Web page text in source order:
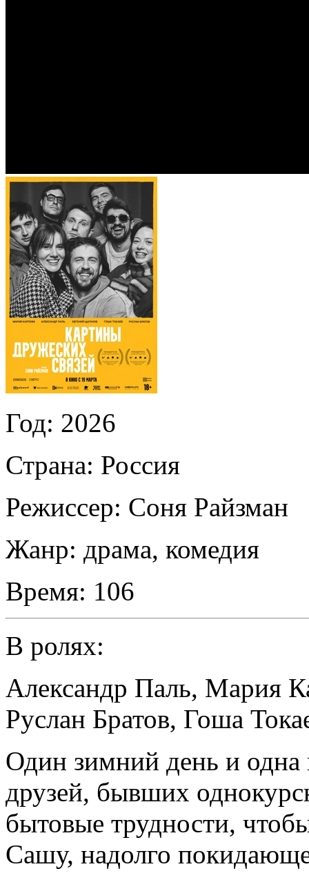
Год: 2026
Страна: Россия
Режиссер: Соня Райзман
Жанр: драма, комедия
Время: 106
В ролях:
Александр Паль, Мария
Руслан Братов, Гоша
Один зимний день и одна
друзей, бывших
бытовые трудности,
Сашу, надолго